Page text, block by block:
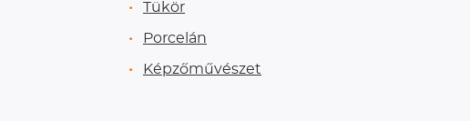
Tükör
Porcelán
Képzőművészet